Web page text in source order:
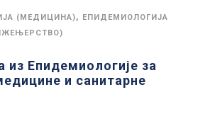
(МЕДИЦИНА), ЕПИДЕМИОЛОГИЈА
Епидемиологије за
и санитарне